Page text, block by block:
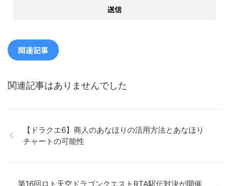
関連記事
関連記事はありませんでした
【ドラクエ6】商人のあなほりの活用方法とあなほり
チャートの可能性
第16回ロト天空ドラゴンクエストRTA駅伝対決が開催